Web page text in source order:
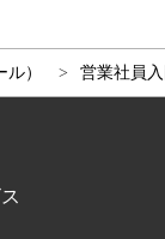
） 営業社員